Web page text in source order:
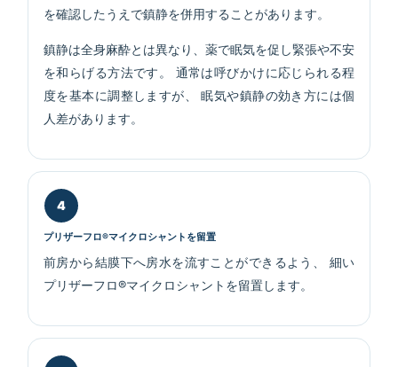
を確認したうえで鎮静を併用することがあります。
鎮静は全身麻酔とは異なり、薬で眠気を促し緊張や不安
を和らげる方法です。 通常は呼びかけに応じられる程
度を基本に調整しますが、 眠気や鎮静の効き方には個
人差があります。
プリザーフロ®マイクロシャントを留置
前房から結膜下へ房水を流すことができるよう、 細い
プリザーフロ®マイクロシャントを留置します。